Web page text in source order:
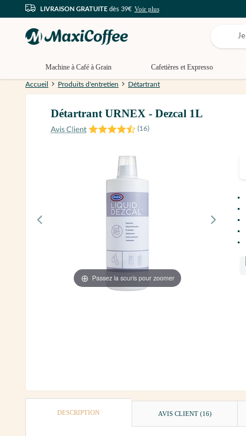
LIVRAISON GRATUITE dès 39€ Voir plus
Machine à Café à Grain Cafetières et Expresso
Accueil Produits d'entretien Détartrant
Détartrant URNEX - Dezcal 1L
(16)
Passez la souris pour zoomer
DESCRIPTION AVIS CLIENT (16)